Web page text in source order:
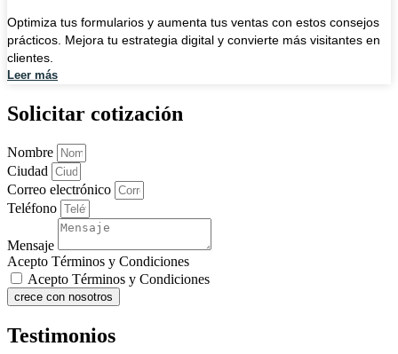
Optimiza tus formularios y aumenta tus ventas con estos consejos
prácticos. Mejora tu estrategia digital y convierte más visitantes en
clientes.
Leer más
Solicitar cotización
Nombre
Ciudad
Correo electrónico
Teléfono
Mensaje
Acepto Términos y Condiciones
Acepto Términos y Condiciones
crece con nosotros
Testimonios